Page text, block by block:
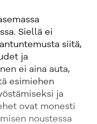
Siellä ei
siitä,
ja
ei aina auta,
esimiehen
ja
ovat monesti
noustessa